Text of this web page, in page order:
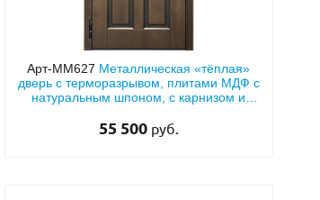
Арт-ММ627 Металлическая «тёплая»
дверь с терморазрывом, плитами МДФ с
натуральным шпоном, с карнизом и
55 500 руб.